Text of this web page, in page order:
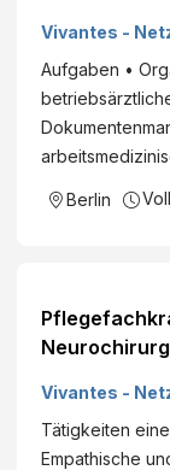
Vivantes -
Aufgaben •
Berlin
Vivantes -
Tätigkeiten
Empathische